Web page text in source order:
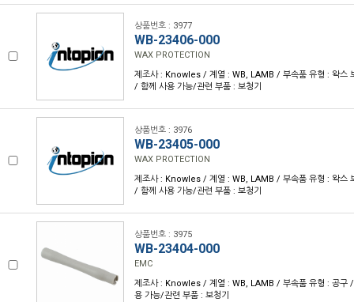
상품번호 : 3977
WB-23406-000
WAX PROTECTION
제조사 : Knowles / 계열 : WB, LAMB / 부속품 유형 : 왁스
/ 함께 사용 가능/관련 부품 : 보청기
상품번호 : 3976
WB-23405-000
WAX PROTECTION
제조사 : Knowles / 계열 : WB, LAMB / 부속품 유형 : 왁스
/ 함께 사용 가능/관련 부품 : 보청기
상품번호 : 3975
WB-23404-000
EMC
제조사 : Knowles / 계열 : WB, LAMB / 부속품 유형 : 공구
용 가능/관련 부품 : 보청기